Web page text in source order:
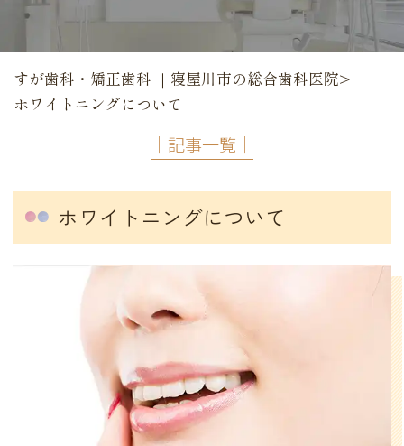
すが歯科・矯正歯科 ｜寝屋川市の総合歯科医院>
ホワイトニングについて
│記事一覧│
ホワイトニングについて